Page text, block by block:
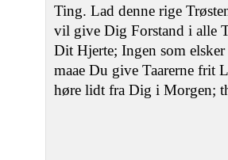
Ting. Lad denne rige
vil give Dig Forstand i alle
Dit Hjerte; Ingen som
maae Du give Taarerne frit
høre lidt fra Dig i Morgen;